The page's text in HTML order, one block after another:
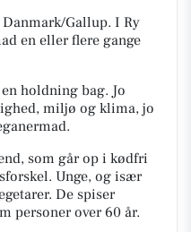
Gallup. I Ry
en eller flere gange
holdning bag. Jo
miljø og klima, jo
som går op i kødfri
Unge, og især
De spiser
personer over 60 år.